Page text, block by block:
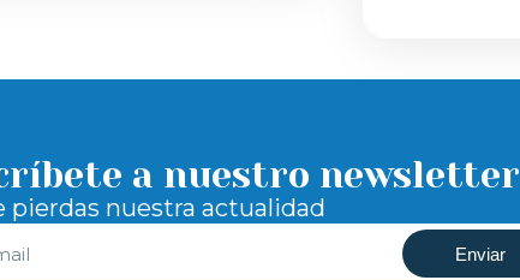
a nuestro newsletter
pierdas nuestra actualidad
Enviar